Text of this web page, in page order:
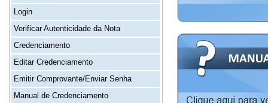
Login
Verificar Autenticidade da Nota
Credenciamento
Editar Credenciamento
Emitir Comprovante/Enviar Senha
Manual de Credenciamento